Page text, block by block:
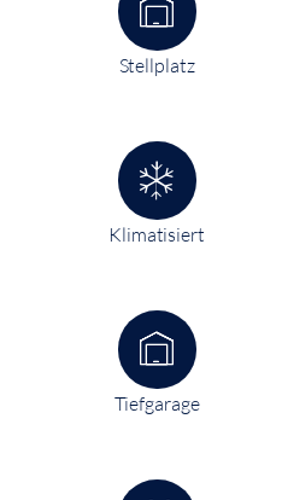
Stellplatz
Klimatisiert
Tiefgarage